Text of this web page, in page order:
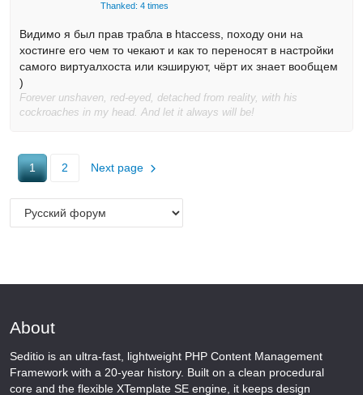
Thanked: 4 times
Видимо я был прав трабла в htaccess, походу они на
хостинге его чем то чекают и как то переносят в настройки
самого виртуалхоста или кэшируют, чёрт их знает вообщем
)
Forever unshaven, red-eyed, detached from reality, with his
cockroaches in my head. And let it always will be!
1 2 Next page
About
Seditio is an ultra-fast, lightweight PHP Content Management
Framework with a 20-year history. Built on a clean procedural
core and the flexible XTemplate SE engine, it keeps design